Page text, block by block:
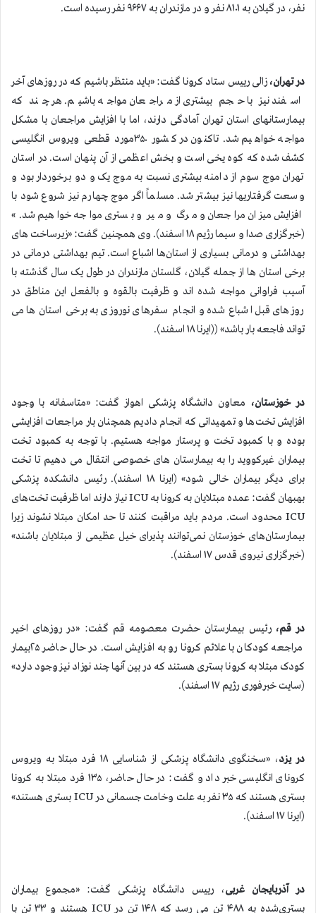
نفر، در گیلان به ۸۱۰۱ نفر و در مازندران به ۹۶۶۷ نفر رسیده است.
در تهران، زالی رییس ستاد کرونا گفت: «باید منتظر باشیم که در روز‌های آخر
اسفند نیز با حجم بیشتری از مراجعان مواجه باشیم. هر چند که
بیمارستانهای استان تهران آمادگی دارند، اما با افزایش مراجعان با مشکل
مواجه خواهیم شد. تاکنون در کشور ۳۵۰مورد قطعی ویروس انگلیسی
کشف شده که کوه یخی است و بخش اعظمی از آن پنهان است. در استان
تهران موج سوم از دامنه بیشتری نسبت به موج یک و دو برخوردار بود و
وسعت گرفتاریها نیز بیشتر شد. مسلماً اگر موج چهارم نیز شروع شود با
افزایش میزان مراجعان و مرگ و میر و بستری مواجه خواهیم شد.»
(خبرگزاری صدا و سیما رژیم ۱۸ اسفند). وی همچنین گفت: «زیرساخت های
بهداشتی و درمانی بسیاری از استان‌ها اشباع است. تیم بهداشتی درمانی در
برخی استان ها از جمله گیلان، گلستان مازندران در طول یک سال گذشته با
آسیب فراوانی مواجه شده اند و ظرفیت بالقوه و بالفعل این مناطق در
روزهای قبل اشباع شده و انجام سفرهای نوروزی به برخی استان ها می
تواند فاجعه بار باشد» ((ایرنا ۱۸ اسفند).
در خوزستان، معاون دانشگاه پزشکی اهواز گفت: «متاسفانه با وجود
افزایش تخت‌ها و تمهیداتی که انجام دادیم همچنان بار مراجعات افزایشی
بوده و با کمبود تخت و پرستار مواجه هستیم. با توجه به کمبود تخت
بیماران غیرکووید را به بیمارستان های خصوصی انتقال می دهیم تا تخت
برای دیگر بیماران خالی شود» (ایرنا ۱۸ اسفند). رئیس دانشکده پزشکی
بهبهان گفت: عمده مبتلایان به کرونا به ICU نیاز دارند اما ظرفیت تخت‌های
ICU محدود است. مردم باید مراقبت کنند تا حد امکان مبتلا نشوند زیرا
بیمارستان‌های خوزستان نمی‌توانند پذیرای خیل عظیمی از مبتلایان باشند»
(خبرگزاری نیروی قدس ۱۷ اسفند).
در قم، رئیس بیمارستان حضرت معصومه قم گفت: «در روزهای اخیر
مراجعه کودکان با علائم کرونا رو به افزایش است. در حال حاضر ۲۵بیمار
کودک مبتلا به کرونا بستری هستند که در بین آنها چند نوزاد نیز وجود دارد»
(سایت خبرفوری رژیم ۱۷ اسفند).
در یزد
، «سخنگوی دانشگاه پزشکی از شناسایی ۱۸ فرد مبتلا به ویروس
کرونای انگلیسی خبر داد و گفت: در حال حاضر، ۱۳۵ فرد مبتلا به کرونا
بستری هستند که ۳۵ نفر به علت وخامت جسمانی در ICU بستری هستند»
(ایرنا ۱۷ اسفند).
در آذربایجان غربی، رییس دانشگاه پزشکی گفت: «مجموع بیماران
بستری‌شده به ۴۸۸ تن می‌ رسد كه ۱۴۸ تن در ICU هستند و ۳۳ تن با